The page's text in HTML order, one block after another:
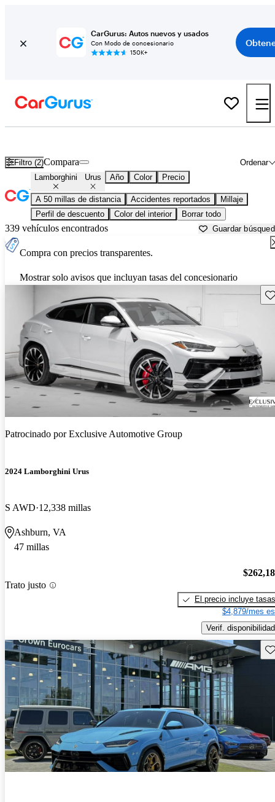
CarGurus: Autos nuevos y usados
Con Modo de concesionario
150K+
Filtro (2) Ordenar
Compara
Lamborghini Urus Año Color Precio
A 50 millas de distancia Accidentes reportados
Millaje
Perfil de descuento
Color del interior Borrar todo
339 vehículos encontrados Guardar
Compra con precios transparentes.
Mostrar solo avisos que incluyan tasas del concesionario
Patrocinado porExclusive Automotive Group
2024 Lamborghini Urus
S AWD 12,338 millas
Ashburn, VA
47 millas
Trato justo
El precio incluye tasas
$4,879/mes
Verif. disponibilidad